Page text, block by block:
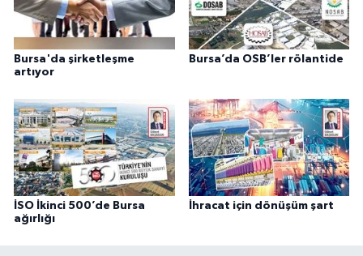
Bursa'da şirketleşme
artıyor
Bursa’da OSB’ler rölantide
İSO İkinci 500’de Bursa
ağırlığı
İhracat için dönüşüm şart